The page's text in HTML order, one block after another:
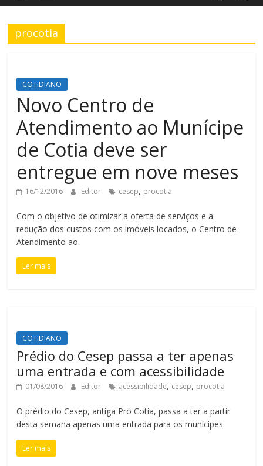
procotia
COTIDIANO
Novo Centro de
Atendimento ao Munícipe
de Cotia deve ser
entregue em nove meses
16/12/2016 Editor cesep, procotia
Com o objetivo de otimizar a oferta de serviços e a
redução dos custos com os imóveis locados, o Centro de
Atendimento ao
Ler mais
COTIDIANO
Prédio do Cesep passa a ter apenas
uma entrada e com acessibilidade
01/08/2016 Editor acessibilidade, cesep, procotia
O prédio do Cesep, antiga Pró Cotia, passa a ter a partir
desta semana apenas uma entrada para os munícipes
Ler mais